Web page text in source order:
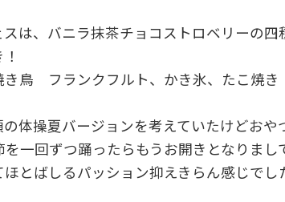
は、バニラ抹茶チョコストロベリーの四
き鳥 フランクフルト、かき氷、たこ焼き
体操夏バージョンを考えていたけどおや
を一回ずつ踊ったらもうお開きとなりま
とばしるパッション抑えきらん感じでし